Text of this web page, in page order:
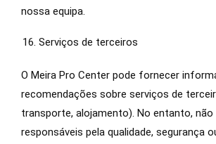
nossa equipa.
Serviços de terceiros
O Meira Pro Center pode fornecer
recomendações sobre serviços de
transporte, alojamento). No entanto,
responsáveis ​​pela qualidade, segurança